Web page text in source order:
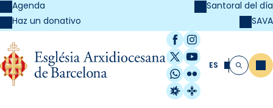
Agenda
Haz un donativo
Santoral del día
SAVA
Facebook
Instagram
X / Twitter
YouTube
WhatsApp
Flickr
Radio Estel
Catalunya
ES Buscar